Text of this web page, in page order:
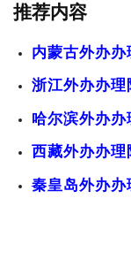
推荐内容
内蒙古外办
浙江外办办
哈尔滨外办
西藏外办办
秦皇岛外办